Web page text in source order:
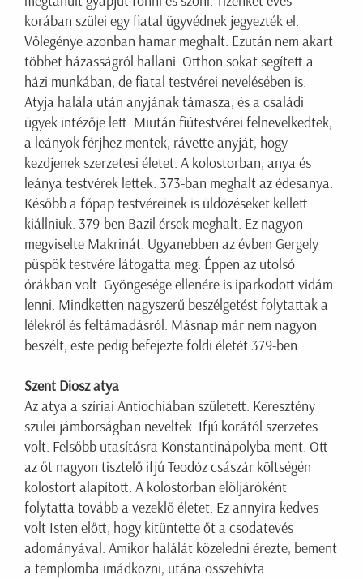
korában szülei egy fiatal ügyvédnek jegyezték el.
Vőlegénye azonban hamar meghalt. Ezután nem akart
többet házasságról hallani. Otthon sokat segített a
házi munkában, de fiatal testvérei nevelésében is.
Atyja halála után anyjának támasza, és a családi
ügyek intézője lett. Miután fiútestvérei felnevelkedtek,
a leányok férjhez mentek, rávette anyját, hogy
kezdjenek szerzetesi életet. A kolostorban, anya és
leánya testvérek lettek. 373-ban meghalt az édesanya.
Később a főpap testvéreinek is üldözéseket kellett
kiállniuk. 379-ben Bazil érsek meghalt. Ez nagyon
megviselte Makrinát. Ugyanebben az évben Gergely
püspök testvére látogatta meg. Éppen az utolsó
órákban volt. Gyöngesége ellenére is iparkodott vidám
lenni. Mindketten nagyszerű beszélgetést folytattak a
lélekről és feltámadásról. Másnap már nem nagyon
beszélt, este pedig befejezte földi életét 379-ben.
Szent Diosz atya
Az atya a szíriai Antiochiában született. Keresztény
szülei jámborságban neveltek. Ifjú korától szerzetes
volt. Felsőbb utasításra Konstantinápolyba ment. Ott
az őt nagyon tisztelő ifjú Teodóz császár költségén
kolostort alapított. A kolostorban elöljáróként
folytatta tovább a vezeklő életet. Ez annyira kedves
volt Isten előtt, hogy kitüntette őt a csodatevés
adományával. Amikor halálát közeledni érezte, bement
a templomba imádkozni, utána összehívta